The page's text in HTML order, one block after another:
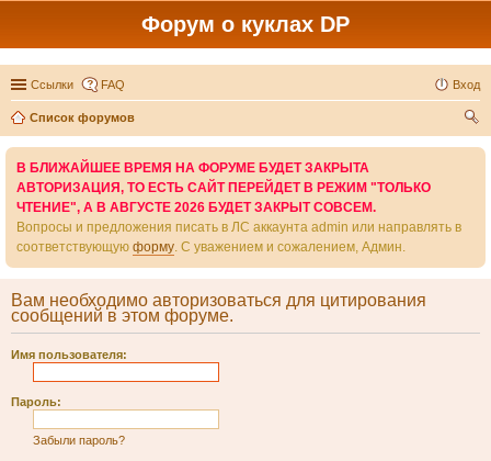
Форум о куклах DP
Ссылки FAQ Вход
Список форумов
В БЛИЖАЙШЕЕ ВРЕМЯ НА ФОРУМЕ БУДЕТ ЗАКРЫТА
АВТОРИЗАЦИЯ, ТО ЕСТЬ САЙТ ПЕРЕЙДЕТ В РЕЖИМ "ТОЛЬКО
ЧТЕНИЕ", А В АВГУСТЕ 2026 БУДЕТ ЗАКРЫТ СОВСЕМ.
Вопросы и предложения писать в ЛС аккаунта admin или направлять в
соответствующую форму. С уважением и сожалением, Админ.
Вам необходимо авторизоваться для цитирования
сообщений в этом форуме.
Имя пользователя:
Пароль:
Забыли пароль?